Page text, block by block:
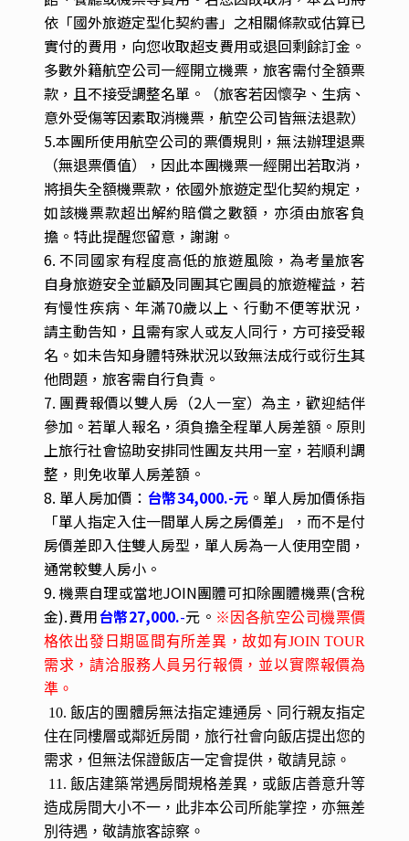
【出團注意事項】
1. 團費 : 由於出發日期及飯店等級不同，團費將略
有差異，確實售價請洽詢服務專員或官網之售價。
2. 產品團費包含 : 全程機票、住宿、餐食（自理除
外）、行程中安排之入內參觀景點門票、各種機場
燃油等稅金。
3. 產品團費不包含 : 床頭與行李等禮貌性質小費、
機場來回接送、護照辦理費。
4. 當您繳付訂金即表示旅遊契約產生效力，本公
司將依各協力商之要求，為您預付此趟旅程的旅
館、餐廳或機票等費用。若您因故取消，本公司將
依「國外旅遊定型化契約書」之相關條款或估算已
實付的費用，向您收取超支費用或退回剩餘訂金。
多數外籍航空公司一經開立機票，旅客需付全額票
款，且不接受調整名單。（旅客若因懷孕、生病、
意外受傷等因素取消機票，航空公司皆無法退款）
5.本團所使用航空公司的票價規則，無法辦理退票
（無退票價值），因此本團機票一經開出若取消，
將損失全額機票款，依國外旅遊定型化契約規定，
如該機票款超出解約賠償之數額，亦須由旅客負
擔。特此提醒您留意，謝謝。
6. 不同國家有程度高低的旅遊風險，為考量旅客
自身旅遊安全並顧及同團其它團員的旅遊權益，若
有慢性疾病、年滿70歲以上、行動不便等狀況，
請主動告知，且需有家人或友人同行，方可接受報
名。如未告知身體特殊狀況以致無法成行或衍生其
他問題，旅客需自行負責。
7. 團費報價以雙人房（2人一室）為主，歡迎結伴
參加。若單人報名，須負擔全程單人房差額。原則
上旅行社會協助安排同性團友共用一室，若順利調
整，則免收單人房差額。
8. 單人房加價：台幣34,000.-元。單人房加價係指
「單人指定入住一間單人房之房價差」，而不是付
房價差即入住雙人房型，單人房為一人使用空間，
通常較雙人房小。